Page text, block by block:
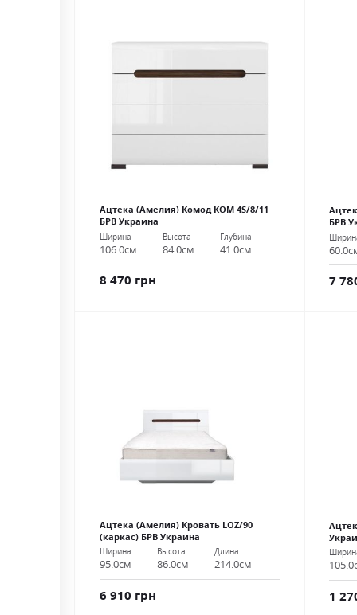
Ацтека (Амелия) Комод КОМ 4S/8/11
БРВ Украина
Ширина
106.0см
Высота
84.0см
Глубина
41.0см
8 470 грн
БРВ
7
Ацтека (Амелия) Кровать LOZ/90
(каркас) БРВ Украина
Ширина
95.0см
Высота
86.0см
Длина
214.0см
6 910 грн 1